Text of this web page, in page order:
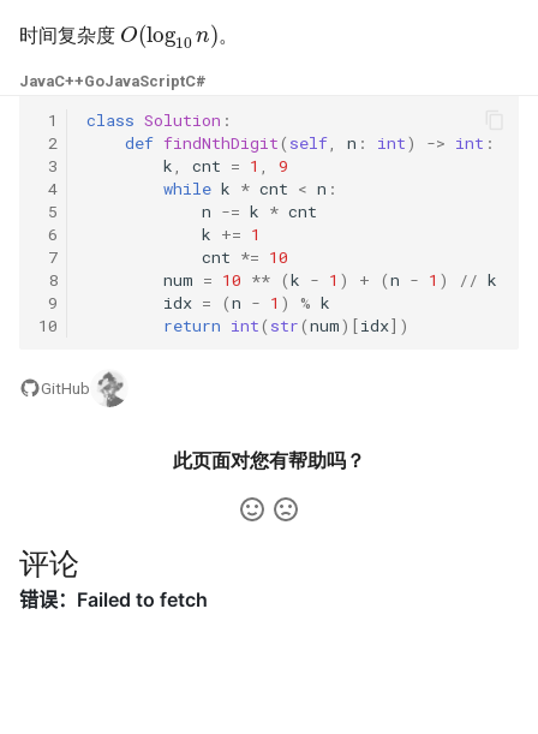
26. 树的子结构
27. 二叉树的镜像
28. 对称的二叉树
29. 顺时针打印矩阵
32.3. 从上到下打印二叉树 III
点
22. 链表中环的入口节点
23. 两个链表的第一个重合节
24. 反转链表
29. 排序的循环链表
3.6. 动物收容所
4.2. 最小高度树
4.3. 特定深度节点链表
4.4. 检查平衡性
4.5. 合法二叉搜索树
4.6. 后继者
4.10. 检查子树
时间复杂度
O (log 10
。
JavaC++GoJavaScriptC#
1
2
3
4
5
6
7
8
9
10
class Solution :
def findNthDigit( self, n : int) -> int :
k, cnt = 1 ,
9
while k * cnt < n :
n -= k * cnt
k += 1
cnt *= 10
num = 10 ** (k - 1 ) + (n - 1 ) // k
idx = (n - 1 ) % k
return int( str(num)[idx])
GitHub
此页面对您有帮助吗？
评论